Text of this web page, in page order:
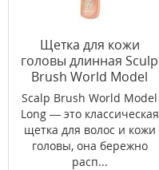
Щетка для кожи
головы длинная Sculp
Brush World Model
Розовое золото (без
упаковки)
Scalp Brush World Model
Long — это классическая
щетка для волос и кожи
головы, она бережно
расп...